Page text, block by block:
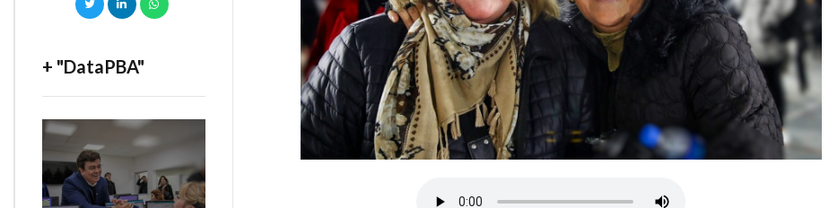
+ "DataPBA"